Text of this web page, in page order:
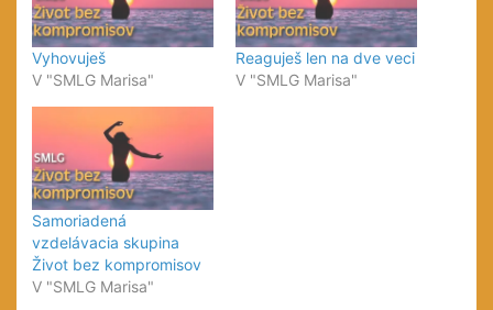
Vyhovuješ
V "SMLG Marisa"
Reaguješ len na dve veci
V "SMLG Marisa"
Samoriadená
vzdelávacia skupina
Život bez kompromisov
V "SMLG Marisa"